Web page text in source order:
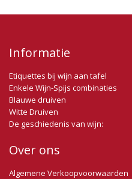
Informatie
Etiquettes bij wijn aan tafel
Enkele Wijn-Spijs combinaties
Blauwe druiven
Witte Druiven
De geschiedenis van wijn:
Over ons
Algemene Verkoopvoorwaarden